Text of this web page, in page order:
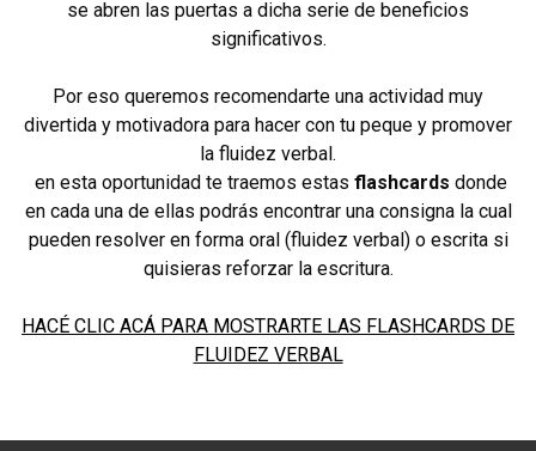
se abren las puertas a dicha serie de beneficios
significativos.
Por eso queremos recomendarte una actividad muy
divertida y motivadora para hacer con tu peque y promover
la fluidez verbal.
en esta oportunidad te traemos estas flashcards donde
en cada una de ellas podrás encontrar una consigna la cual
pueden resolver en forma oral (fluidez verbal) o escrita si
quisieras reforzar la escritura.
HACÉ CLIC ACÁ PARA MOSTRARTE LAS FLASHCARDS DE
FLUIDEZ VERBAL